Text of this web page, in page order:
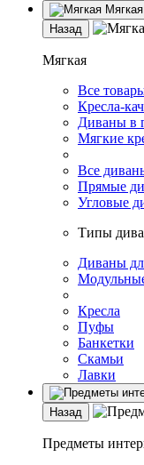
Мягкая
Назад
Мягкая
Все
Кресла-
Диваны в
Мягкие
Все
Прямые
Угловые
Типы
Диваны
Кресла
Пуфы
Банкетки
Скамьи
Лавки
Назад
Предметы